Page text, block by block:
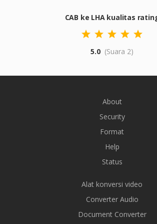
CAB ke LHA kualitas
5.0 (Suara 2)
About
Security
Format
Help
Status
Alat konversi video
Converter Audio
Document Converter